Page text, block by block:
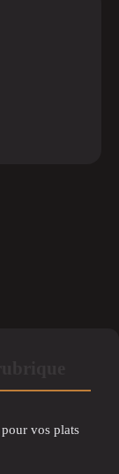
vos plats